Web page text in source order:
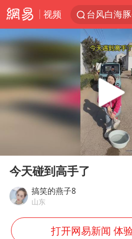
视频
台风白海
看守所辅
台风白海
台风白海
陈熠被张
24小时不
Play
今天碰到高手了
搞笑的燕子8
山东
打开网易新闻 体